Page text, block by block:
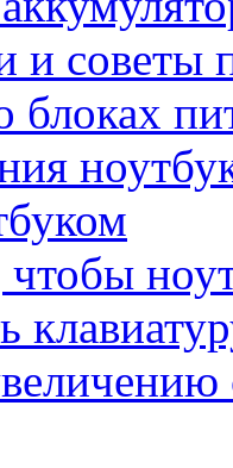
и советы
блоках